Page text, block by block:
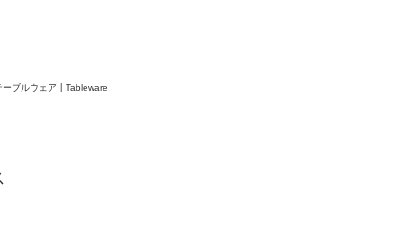
ーブルウェア┃Tableware